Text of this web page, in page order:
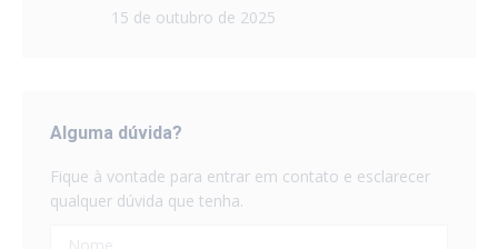
15 de outubro de 2025
Alguma dúvida?
Fique à vontade para entrar em contato e esclarecer
qualquer dúvida que tenha.
Nome